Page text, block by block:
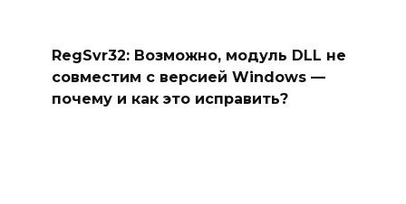
RegSvr32: Возможно, модуль DLL не
совместим с версией Windows —
почему и как это исправить?